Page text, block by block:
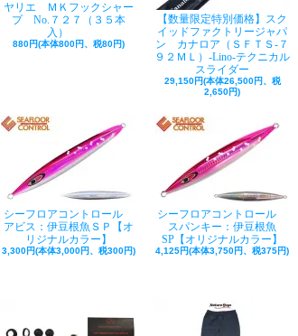
ヤリエ ＭＫフックシャー
プ No.７２７（３５本
入）
880円(本体800円、税80円)
【数量限定特別価格】スク
イッドファクトリージャパ
ン カナロア（ＳＦＴＳ-７
９２ＭＬ）-Lino-テクニカル
スライダー
29,150円(本体26,500円、税
2,650円)
シーフロアコントロール
アビス：伊豆根魚ＳＰ【オ
リジナルカラー】
3,300円(本体3,000円、税300円)
シーフロアコントロール
スパンキー：伊豆根魚
SP【オリジナルカラー】
4,125円(本体3,750円、税375円)